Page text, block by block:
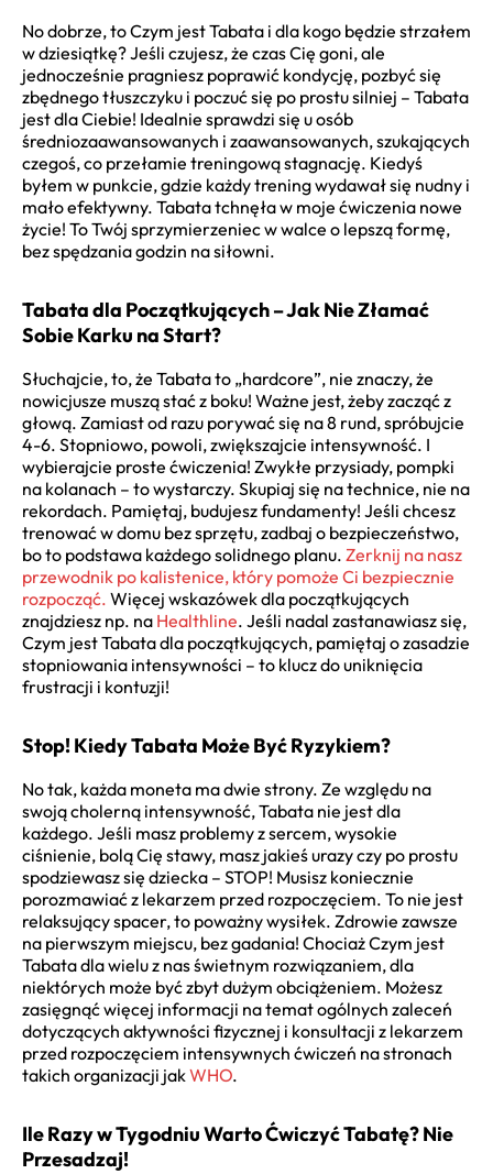
No dobrze, to Czym jest Tabata i dla kogo będzie strzałem
w dziesiątkę? Jeśli czujesz, że czas Cię goni, ale
jednocześnie pragniesz poprawić kondycję, pozbyć się
zbędnego tłuszczyku i poczuć się po prostu silniej – Tabata
jest dla Ciebie! Idealnie sprawdzi się u osób
średniozaawansowanych i zaawansowanych, szukających
czegoś, co przełamie treningową stagnację. Kiedyś
byłem w punkcie, gdzie każdy trening wydawał się nudny i
mało efektywny. Tabata tchnęła w moje ćwiczenia nowe
życie! To Twój sprzymierzeniec w walce o lepszą formę,
bez spędzania godzin na siłowni.
Tabata dla Początkujących – Jak Nie Złamać
Sobie Karku na Start?
Słuchajcie, to, że Tabata to „hardcore”, nie znaczy, że
nowicjusze muszą stać z boku! Ważne jest, żeby zacząć z
głową. Zamiast od razu porywać się na 8 rund, spróbujcie
4-6. Stopniowo, powoli, zwiększajcie intensywność. I
wybierajcie proste ćwiczenia! Zwykłe przysiady, pompki
na kolanach – to wystarczy. Skupiaj się na technice, nie na
rekordach. Pamiętaj, budujesz fundamenty! Jeśli chcesz
trenować w domu bez sprzętu, zadbaj o bezpieczeństwo,
bo to podstawa każdego solidnego planu. Zerknij na nasz
przewodnik po kalistenice, który pomoże Ci bezpiecznie
rozpocząć. Więcej wskazówek dla początkujących
znajdziesz np. na Healthline. Jeśli nadal zastanawiasz się,
Czym jest Tabata dla początkujących, pamiętaj o zasadzie
stopniowania intensywności – to klucz do uniknięcia
frustracji i kontuzji!
Stop! Kiedy Tabata Może Być Ryzykiem?
No tak, każda moneta ma dwie strony. Ze względu na
swoją cholerną intensywność, Tabata nie jest dla
każdego. Jeśli masz problemy z sercem, wysokie
ciśnienie, bolą Cię stawy, masz jakieś urazy czy po prostu
spodziewasz się dziecka – STOP! Musisz koniecznie
porozmawiać z lekarzem przed rozpoczęciem. To nie jest
relaksujący spacer, to poważny wysiłek. Zdrowie zawsze
na pierwszym miejscu, bez gadania! Chociaż Czym jest
Tabata dla wielu z nas świetnym rozwiązaniem, dla
niektórych może być zbyt dużym obciążeniem. Możesz
zasięgnąć więcej informacji na temat ogólnych zaleceń
dotyczących aktywności fizycznej i konsultacji z lekarzem
przed rozpoczęciem intensywnych ćwiczeń na stronach
takich organizacji jakWHO.
Ile Razy w Tygodniu Warto Ćwiczyć Tabatę? Nie
Przesadzaj!